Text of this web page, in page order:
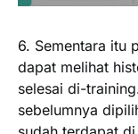
6. Sementara itu
dapat melihat
selesai di-
sebelumnya